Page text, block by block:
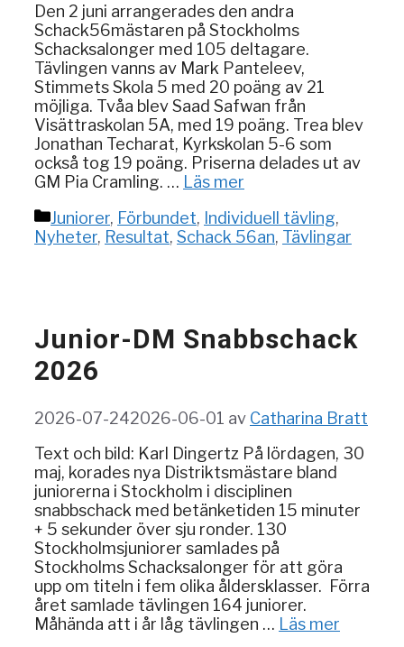
Den 2 juni arrangerades den andra
Schack56mästaren på Stockholms
Schacksalonger med 105 deltagare.
Tävlingen vanns av Mark Panteleev,
Stimmets Skola 5 med 20 poäng av 21
möjliga. Tvåa blev Saad Safwan från
Visättraskolan 5A, med 19 poäng. Trea blev
Jonathan Techarat, Kyrkskolan 5-6 som
också tog 19 poäng. Priserna delades ut av
GM Pia Cramling. … Läs mer
Kategorier
Juniorer, Förbundet, Individuell tävling,
Nyheter, Resultat, Schack 56an, Tävlingar
Junior-DM Snabbschack
2026
2026-07-242026-06-01 av Catharina Bratt
Text och bild: Karl Dingertz På lördagen, 30
maj, korades nya Distriktsmästare bland
juniorerna i Stockholm i disciplinen
snabbschack med betänketiden 15 minuter
+ 5 sekunder över sju ronder. 130
Stockholmsjuniorer samlades på
Stockholms Schacksalonger för att göra
upp om titeln i fem olika åldersklasser. Förra
året samlade tävlingen 164 juniorer.
Måhända att i år låg tävlingen … Läs mer